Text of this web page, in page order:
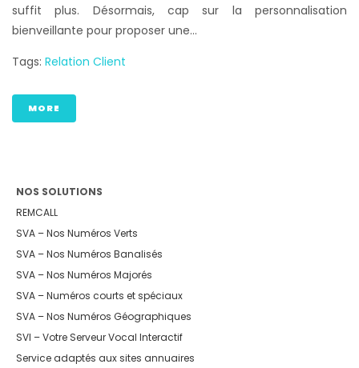
suffit plus. Désormais, cap sur la personnalisation
bienveillante pour proposer une...
Tags: Relation Client
MORE
NOS SOLUTIONS
REMCALL
SVA – Nos Numéros Verts
SVA – Nos Numéros Banalisés
SVA – Nos Numéros Majorés
SVA – Numéros courts et spéciaux
SVA – Nos Numéros Géographiques
SVI – Votre Serveur Vocal Interactif
Service adaptés aux sites annuaires